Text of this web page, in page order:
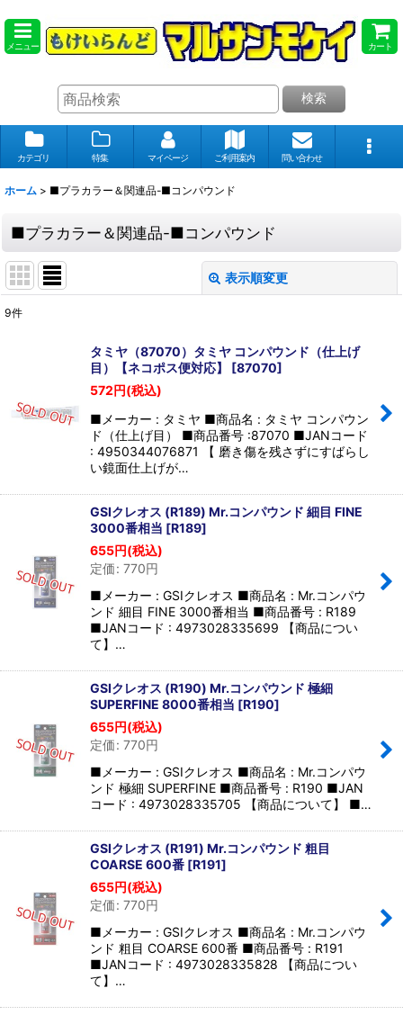
メニュー カート
検索
カテゴリ 特集 マイページ ご利用案内 問い合わせ
ホーム > ■プラカラー＆関連品-■コンパウンド
■プラカラー＆関連品-■コンパウンド
表示順変更
並び順:
絞り込む
9件
タミヤ（87070）タミヤ コンパウンド（仕上げ
目）【ネコポス便対応】 [87070]
572円(税込)
■メーカー : タミヤ ■商品名 : タミヤ コンパウン
ド（仕上げ目） ■商品番号 :87070 ■JANコード
: 4950344076871 【 磨き傷を残さずにすばらし
い鏡面仕上げが…
GSIクレオス (R189) Mr.コンパウンド 細目 FINE
3000番相当 [R189]
655円(税込)
定価: 770円
■メーカー : GSIクレオス ■商品名 : Mr.コンパウ
ンド 細目 FINE 3000番相当 ■商品番号 : R189
■JANコード : 4973028335699 【商品につい
て】…
GSIクレオス (R190) Mr.コンパウンド 極細
SUPERFINE 8000番相当 [R190]
655円(税込)
定価: 770円
■メーカー : GSIクレオス ■商品名 : Mr.コンパウ
ンド 極細 SUPERFINE ■商品番号 : R190 ■JAN
コード : 4973028335705 【商品について】 ■…
GSIクレオス (R191) Mr.コンパウンド 粗目
COARSE 600番 [R191]
655円(税込)
定価: 770円
■メーカー : GSIクレオス ■商品名 : Mr.コンパウ
ンド 粗目 COARSE 600番 ■商品番号 : R191
■JANコード : 4973028335828 【商品につい
て】…